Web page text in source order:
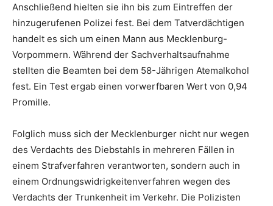
Anschließend hielten sie ihn bis zum Eintreffen der
hinzugerufenen Polizei fest. Bei dem Tatverdächtigen
handelt es sich um einen Mann aus Mecklenburg-
Vorpommern. Während der Sachverhaltsaufnahme
stellten die Beamten bei dem 58-Jährigen Atemalkohol
fest. Ein Test ergab einen vorwerfbaren Wert von 0,94
Promille.
Folglich muss sich der Mecklenburger nicht nur wegen
des Verdachts des Diebstahls in mehreren Fällen in
einem Strafverfahren verantworten, sondern auch in
einem Ordnungswidrigkeitenverfahren wegen des
Verdachts der Trunkenheit im Verkehr. Die Polizisten